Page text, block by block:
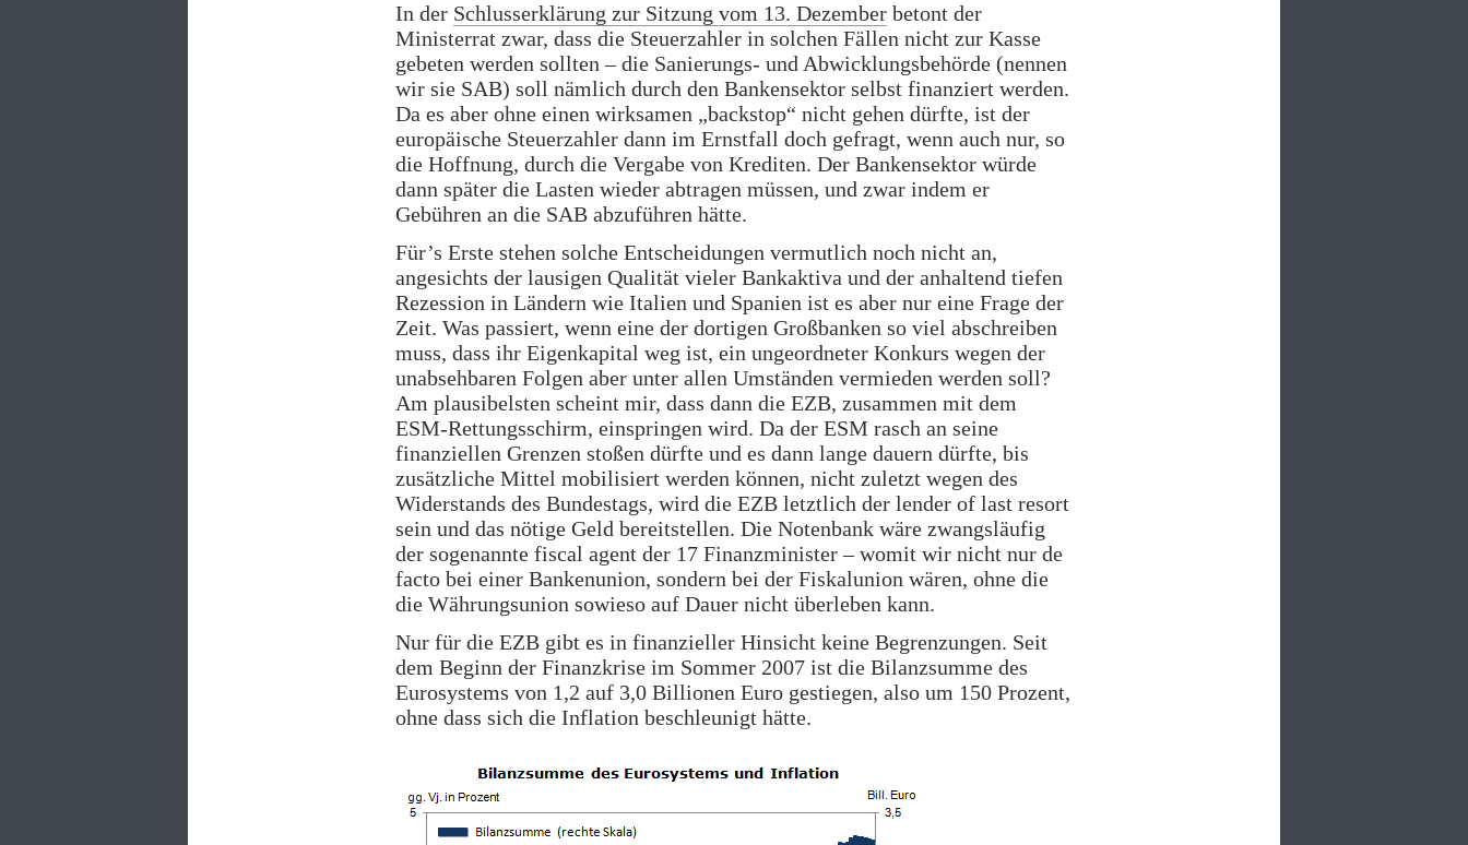
In der Schlusserklärung zur Sitzung vom 13. Dezember betont der
Ministerrat zwar, dass die Steuerzahler in solchen Fällen nicht zur Kasse
gebeten werden sollten – die Sanierungs- und Abwicklungsbehörde (nennen
wir sie SAB) soll nämlich durch den Bankensektor selbst finanziert werden.
Da es aber ohne einen wirksamen „backstop“ nicht gehen dürfte, ist der
europäische Steuerzahler dann im Ernstfall doch gefragt, wenn auch nur, so
die Hoffnung, durch die Vergabe von Krediten. Der Bankensektor würde
dann später die Lasten wieder abtragen müssen, und zwar indem er
Gebühren an die SAB abzuführen hätte.
Für’s Erste stehen solche Entscheidungen vermutlich noch nicht an,
angesichts der lausigen Qualität vieler Bankaktiva und der anhaltend tiefen
Rezession in Ländern wie Italien und Spanien ist es aber nur eine Frage der
Zeit. Was passiert, wenn eine der dortigen Großbanken so viel abschreiben
muss, dass ihr Eigenkapital weg ist, ein ungeordneter Konkurs wegen der
unabsehbaren Folgen aber unter allen Umständen vermieden werden soll?
Am plausibelsten scheint mir, dass dann die EZB, zusammen mit dem
ESM-Rettungsschirm, einspringen wird. Da der ESM rasch an seine
finanziellen Grenzen stoßen dürfte und es dann lange dauern dürfte, bis
zusätzliche Mittel mobilisiert werden können, nicht zuletzt wegen des
Widerstands des Bundestags, wird die EZB letztlich der lender of last resort
sein und das nötige Geld bereitstellen. Die Notenbank wäre zwangsläufig
der sogenannte fiscal agent der 17 Finanzminister – womit wir nicht nur de
facto bei einer Bankenunion, sondern bei der Fiskalunion wären, ohne die
die Währungsunion sowieso auf Dauer nicht überleben kann.
Nur für die EZB gibt es in finanzieller Hinsicht keine Begrenzungen. Seit
dem Beginn der Finanzkrise im Sommer 2007 ist die Bilanzsumme des
Eurosystems von 1,2 auf 3,0 Billionen Euro gestiegen, also um 150 Prozent,
ohne dass sich die Inflation beschleunigt hätte.